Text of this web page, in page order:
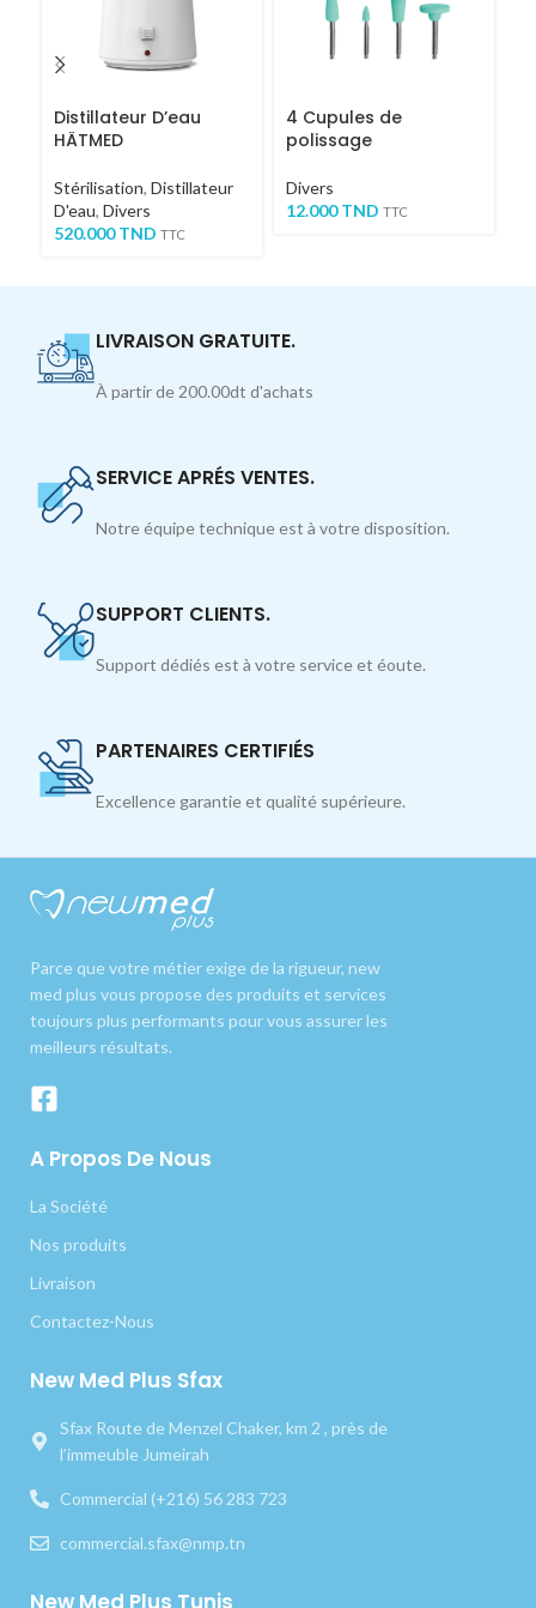
Distillateur D’eau
HÄTMED
Stérilisation, Distillateur
D'eau, Divers
520.000TND TTC
4 Cupules de
polissage
Divers
12.000TND TTC
LIVRAISON GRATUITE.
À partir de 200.00dt d'achats
SERVICE APRÉS VENTES.
Notre équipe technique est à votre disposition.
SUPPORT CLIENTS.
Support dédiés est à votre service et éoute.
PARTENAIRES CERTIFIÉS
Excellence garantie et qualité supérieure.
Parce que votre métier exige de la rigueur, new
med plus vous propose des produits et services
toujours plus performants pour vous assurer les
meilleurs résultats.
A Propos De Nous
La Société
Nos produits
Livraison
Contactez-Nous
New Med Plus Sfax
Sfax Route de Menzel Chaker, km 2 , près de
l’immeuble Jumeirah
Commercial (+216) 56 283 723
commercial.sfax@nmp.tn